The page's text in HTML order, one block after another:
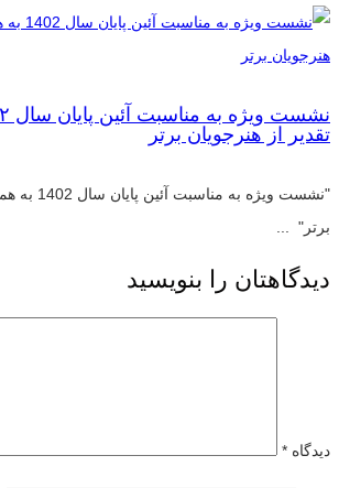
تقدیر از هنرجویان برتر
"نشست ویژه
برتر" ...
دیدگاهتان را بنویسید
دیدگاه *